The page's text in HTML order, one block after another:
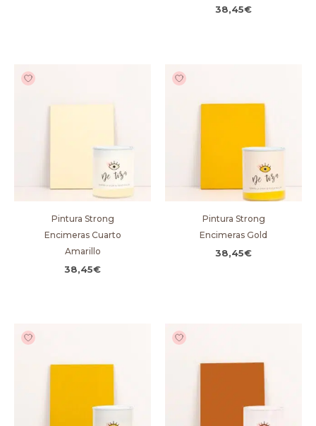
38,45€
Pintura Strong
Encimeras Cuarto
Amarillo
38,45€
Pintura Strong
Encimeras Gold
38,45€